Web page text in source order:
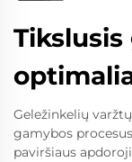
Geležinkelių
gamybos
paviršiaus